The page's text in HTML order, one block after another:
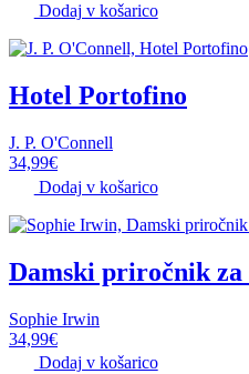
Dodaj v košarico
Hotel Portofino
J. P. O'Connell
34,99€
Dodaj v košarico
Damski priročnik za
Sophie Irwin
34,99€
Dodaj v košarico